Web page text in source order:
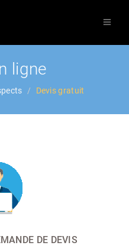
ligne
Devis gratuit
DE DEVIS